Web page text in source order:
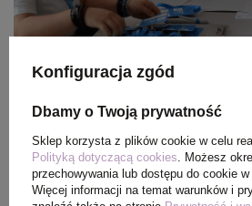
Opinia
„Współpraca z
przygotowaniach XII Zjazdu
Konfiguracja zgód
Dbamy o Twoją prywatność
Sklep korzysta z plików cookie w celu
Polityką dotyczącą cookies . Możesz
przechowywania lub dostępu do cookie w
Więcej informacji na temat warunków i